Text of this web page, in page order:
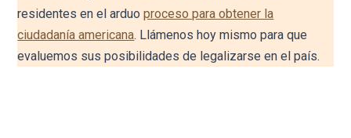
residentes en el arduoproceso para obtener la
ciudadanía americana. Llámenos hoy mismo para que
evaluemos sus posibilidades de legalizarse en el país.